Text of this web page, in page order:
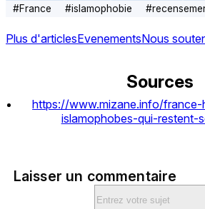
#France #islamophobie #
Plus d'articlesEvenementsNous
Sources
https://www.mizane.info/
islamophobes-qui-restent-
Laisser un commentaire